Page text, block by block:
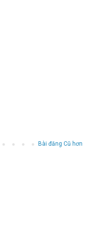
Bài đăng Cũ hơn